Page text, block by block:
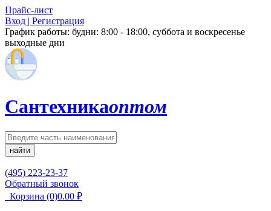
Прайс-лист
Вход | Регистрация
График работы: будни: 8:00 - 18:00, суббота и воскресенье
выходные дни
Сантехникаоптом
найти
(495) 223-23-37
Обратный звонок
Корзина (0)0.00 ₽